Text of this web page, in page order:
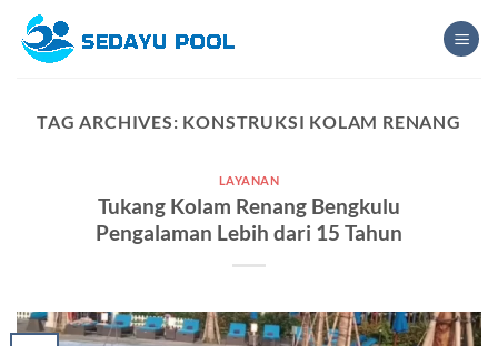
content
TAG ARCHIVES: KONSTRUKSI KOLAM RENANG
LAYANAN
Tukang Kolam Renang Bengkulu
Pengalaman Lebih dari 15 Tahun